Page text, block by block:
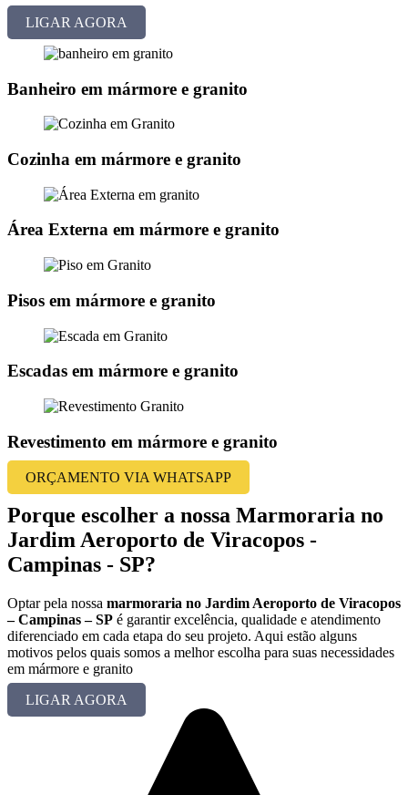
LIGAR AGORA
Banheiro em mármore e granito
Cozinha em mármore e granito
Área Externa em mármore e granito
Pisos em mármore e granito
Escadas em mármore e granito
Revestimento em mármore e granito
ORÇAMENTO VIA WHATSAPP
Porque escolher a nossa Marmoraria no
Jardim Aeroporto de Viracopos -
Campinas - SP?
Optar pela nossa marmoraria no Jardim Aeroporto de Viracopos
– Campinas – SP é garantir excelência, qualidade e atendimento
diferenciado em cada etapa do seu projeto. Aqui estão alguns
motivos pelos quais somos a melhor escolha para suas necessidades
em mármore e granito
LIGAR AGORA